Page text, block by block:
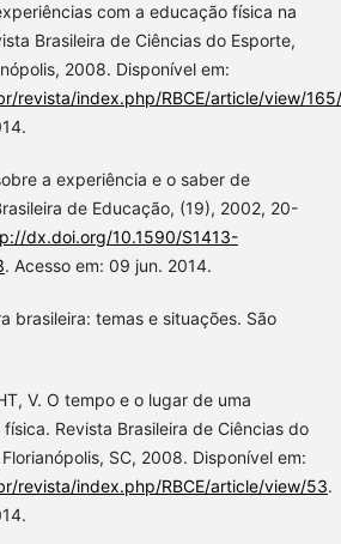
com a educação física na
Brasileira de Ciências do Esporte,
2008. Disponível em:
revista/index.php/RBCE/article/view/
a experiência e o saber de
de Educação, (19), 2002, 20-
dx.doi.org/10.1590/S1413-
. Acesso em: 09 jun. 2014.
brasileira: temas e situações. São
V. O tempo e o lugar de uma
Revista Brasileira de Ciências do
SC, 2008. Disponível em:
revista/index.php/RBCE/article/view/53.